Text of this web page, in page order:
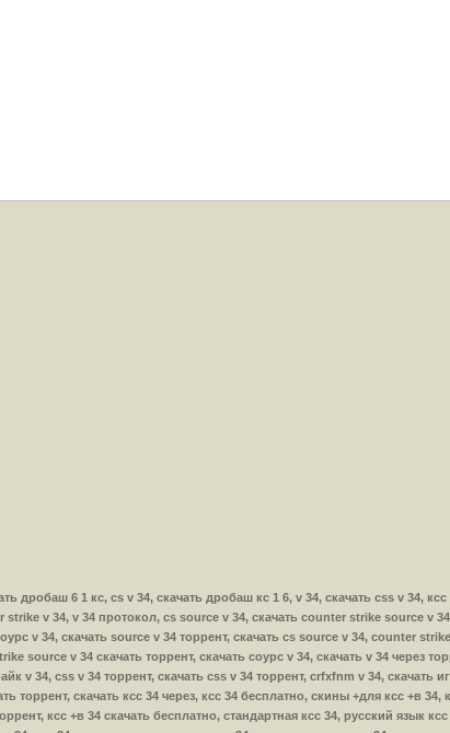
дробаш 6 1 кс, cs v 34, скачать дробаш кс 1 6, v 34, скачать css v 34,
strike v 34, v 34 протокол, cs source v 34, скачать counter strike source
v 34, скачать source v 34 торрент, скачать cs source v 34, counter
source v 34 скачать торрент, скачать соурс v 34, скачать v 34 через
v 34, css v 34 торрент, скачать css v 34 торрент, crfxfnm v 34, скачать
торрент, скачать ксс 34 через, ксс 34 бесплатно, скины +для ксс +в
ксс +в 34 скачать бесплатно, стандартная ксс 34, русский язык